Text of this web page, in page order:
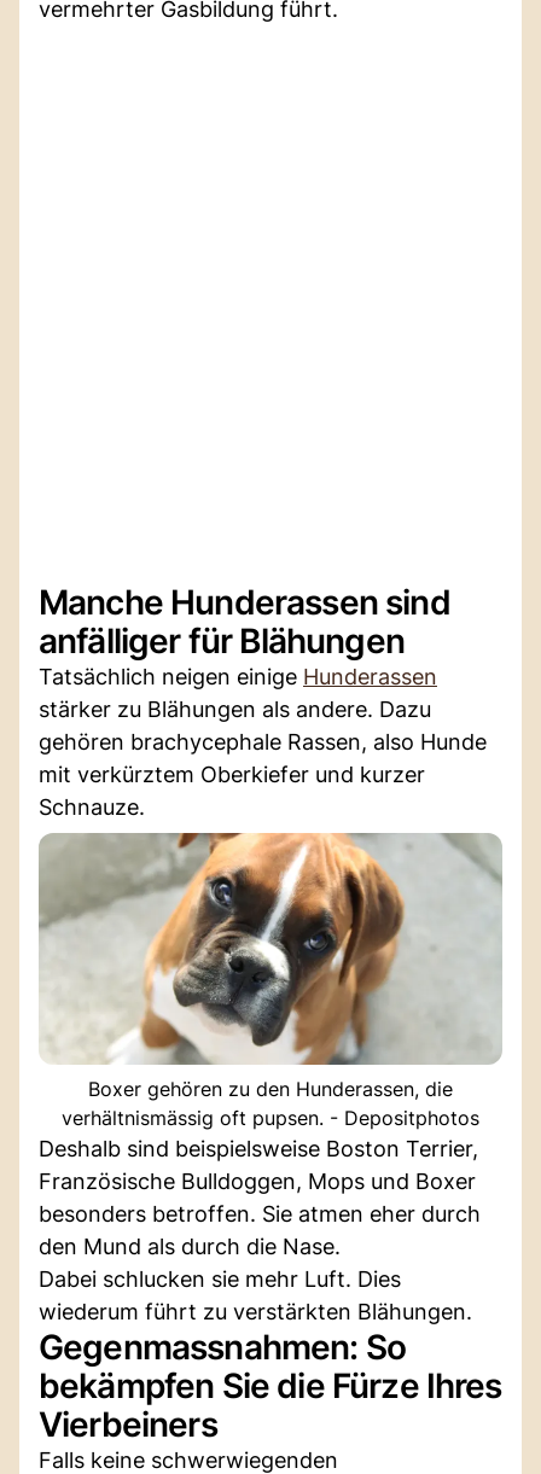
vermehrter Gasbildung führt.
Manche Hunderassen sind
anfälliger für Blähungen
Tatsächlich neigen einige Hunderassen
stärker zu Blähungen als andere. Dazu
gehören brachycephale Rassen, also Hunde
mit verkürztem Oberkiefer und kurzer
Schnauze.
Boxer gehören zu den Hunderassen, die
verhältnismässig oft pupsen. - Depositphotos
Deshalb sind beispielsweise Boston Terrier,
Französische Bulldoggen, Mops und Boxer
besonders betroffen. Sie atmen eher durch
den Mund als durch die Nase.
Dabei schlucken sie mehr Luft. Dies
wiederum führt zu verstärkten Blähungen.
Gegenmassnahmen: So
bekämpfen Sie die Fürze Ihres
Vierbeiners
Falls keine schwerwiegenden